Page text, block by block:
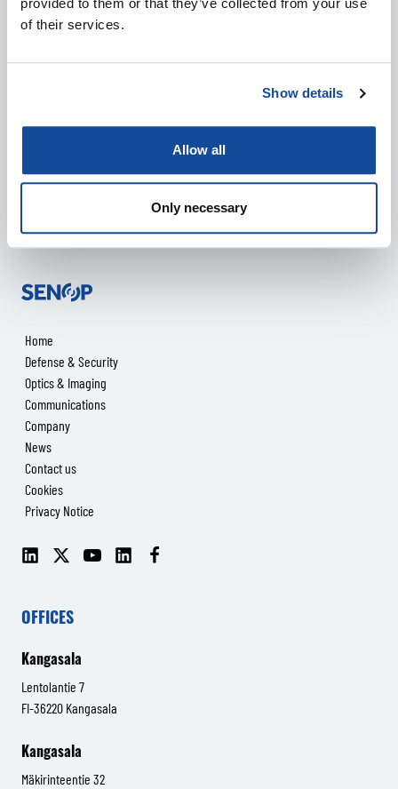
of their services.
Show details
Allow all
Only necessary
SIGHT – COMPATIBLE WITH THE NAMMO M72
SHOULDER FIRED SYSTEMS
IN ENGLISH
DEFENCE & SECURITY PRESS RELEASES
Home
Defense & Security
Optics & Imaging
Communications
Company
News
Contact us
Cookies
Privacy Notice
LinkedIn YouTube LinkedIn
OFFICES
Kangasala
Lentolantie 7
FI-36220 Kangasala
Kangasala
Mäkirinteentie 32